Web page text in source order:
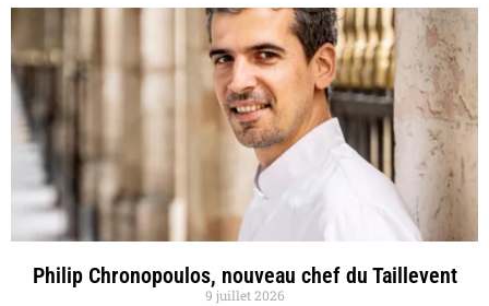
Philip Chronopoulos, nouveau chef du Taillevent
9 juillet 2026